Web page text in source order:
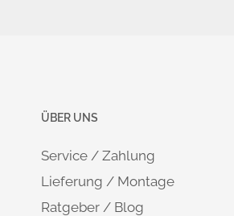
ÜBER UNS
Service / Zahlung
Lieferung / Montage
Ratgeber / Blog